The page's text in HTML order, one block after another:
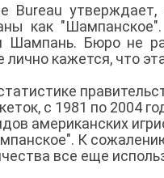
Bureau
как
Шампань. Бюро не
лично кажется, что
с 1981 по 2004
американских
К
все еще